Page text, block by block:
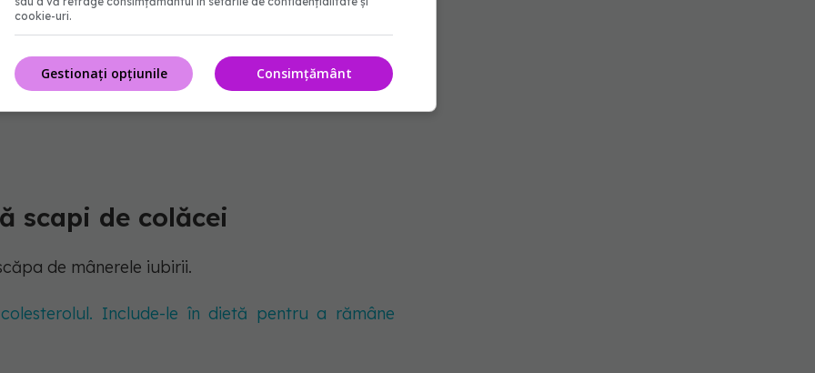
scapi de colăcei
de mânerele iubirii.
Include-le în dietă pentru a rămâne
cookie-uri.
Consimțământ
Gestionați opțiunile